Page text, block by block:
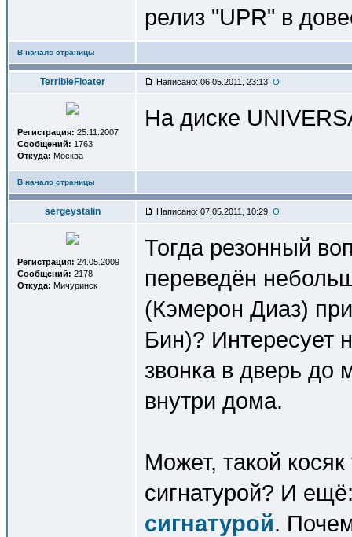
релиз "UPR" в
В начало страницы
TerribleFloater Написано: 06.05.2011, 23:13
Регистрация: 25.11.2007
Сообщений: 1763
Откуда: Москва
На диске
В начало страницы
sergeystalin Написано: 07.05.2011, 10:29
Регистрация: 24.05.2009
Сообщений: 2178
Откуда: Мичуринск
Тогда резонный
переведён
(Кэмерон Диаз)
Бин)? Интересует
звонка в дверь до
внутри дома.
Может, такой
сигнатурой? И
сигнатурой.